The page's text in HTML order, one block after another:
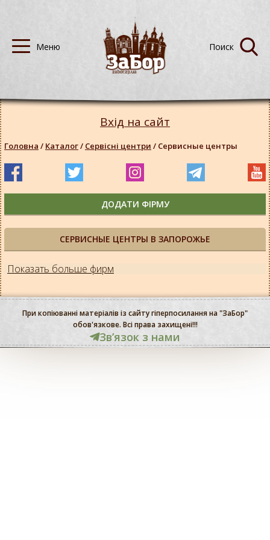
СЕРВИСНЫЕ ЦЕНТРЫ В ЗАПОРОЖЬЕ
Показать больше фирм
Вхід на сайт
Головна / Каталог/ Сервісні центри / Сервисные центры
ДОДАТИ ФІРМУ
При копіюванні матеріалів із сайту гіперпосилання на "ЗаБор"
обов'язкове. Всі права захищені!!!
Звʼязок з нами